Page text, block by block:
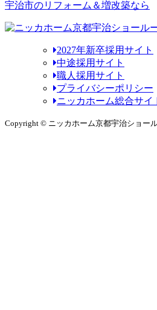
宇治市のリフォーム＆増改築なら
2027年新卒採用サイト
中途採用サイト
職人採用サイト
プライバシーポリシー
ニッカホーム総合サイ
Copyright © ニッカホーム京都宇治ショー